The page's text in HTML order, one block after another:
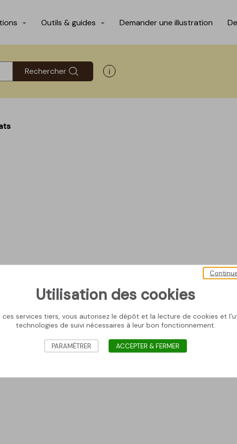
Outils & guides Demander une illustration
Rechercher Afficher les informations d'aide à
Utilisation des cookies
ces services tiers, vous autorisez le dépôt et la lecture de cookies et
technologies de suivi nécessaires à leur bon fonctionnement.
PARAMÉTRER ACCEPTER & FERMER